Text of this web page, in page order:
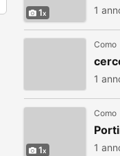
1 1
Como
1
1
Como
1